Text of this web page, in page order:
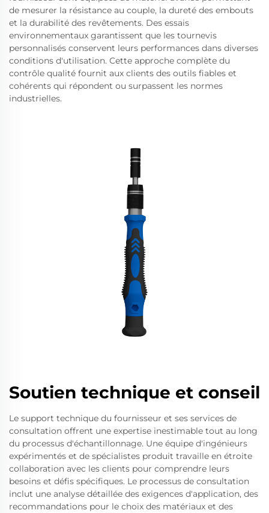
de mesurer la résistance au couple, la dureté des embouts
et la durabilité des revêtements. Des essais
environnementaux garantissent que les tournevis
personnalisés conservent leurs performances dans diverses
conditions d'utilisation. Cette approche complète du
contrôle qualité fournit aux clients des outils fiables et
cohérents qui répondent ou surpassent les normes
industrielles.
Soutien technique et conseil
Le support technique du fournisseur et ses services de
consultation offrent une expertise inestimable tout au long
du processus d'échantillonnage. Une équipe d'ingénieurs
expérimentés et de spécialistes produit travaille en étroite
collaboration avec les clients pour comprendre leurs
besoins et défis spécifiques. Le processus de consultation
inclut une analyse détaillée des exigences d'application, des
recommandations pour le choix des matériaux et des